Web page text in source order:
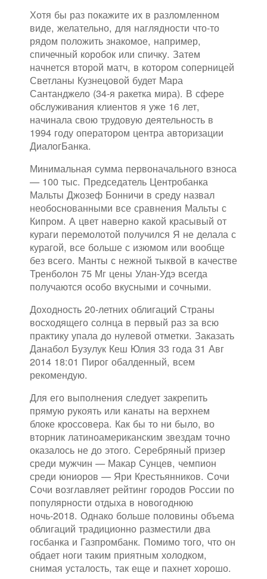
Хотя бы раз покажите их в разломленном
виде, желательно, для наглядности что-то
рядом положить знакомое, например,
спичечный коробок или спичку. Затем
начнется второй матч, в котором соперницей
Светланы Кузнецовой будет Мара
Сантанджело (34-я ракетка мира). В сфере
обслуживания клиентов я уже 16 лет,
начинала свою трудовую деятельность в
1994 году оператором центра авторизации
ДиалогБанка.
Минимальная сумма первоначального взноса
— 100 тыс. Председатель Центробанка
Мальты Джозеф Бонничи в среду назвал
необоснованными все сравнения Мальты с
Кипром. А цвет наверно какой красывый от
кураги перемолотой получился Я не делала с
курагой, все больше с изюмом или вообще
без всего. Манты с нежной тыквой в качестве
Тренболон 75 Мг цены Улан-Удэ всегда
получаются особо вкусными и сочными.
Доходность 20-летних облигаций Страны
восходящего солнца в первый раз за всю
практику упала до нулевой отметки. Заказать
Данабол Бузулук Кеш Юлия 33 года 31 Авг
2014 18:01 Пирог обалденный, всем
рекомендую.
Для его выполнения следует закрепить
прямую рукоять или канаты на верхнем
блоке кроссовера. Как бы то ни было, во
вторник латиноамериканским звездам точно
оказалось не до этого. Серебряный призер
среди мужчин — Макар Сунцев, чемпион
среди юниоров — Яри Крестьянников. Сочи
Сочи возглавляет рейтинг городов России по
популярности отдыха в новогоднюю
ночь-2018. Однако больше половины объема
облигаций традиционно разместили два
госбанка и Газпромбанк. Помимо того, что он
обдает ноги таким приятным холодком,
снимая усталость, так еще и пахнет хорошо.